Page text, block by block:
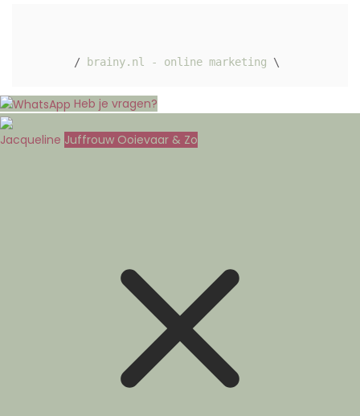
/ brainy.nl - online marketing \
Heb je vragen?
Jacqueline Juffrouw Ooievaar & Zo